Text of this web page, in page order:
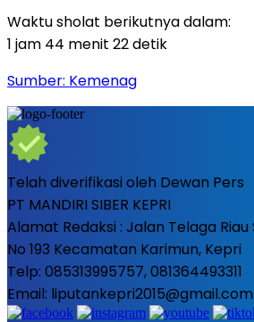
Waktu sholat berikutnya dalam:
1 jam 44 menit 20 detik
Sumber: Kemenag
Telah diverifikasi oleh Dewan Pers
PT MANDIRI SIBER KEPRI
Alamat Redaksi : Jalan Telaga
No 193 Kecamatan Karimun, Kepri
Telp: 085313995757, 081364493311
Email: liputankepri2015@gmail.com